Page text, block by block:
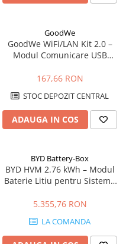
GoodWe
GoodWe WiFi/LAN Kit 2.0 –
Modul Comunicare USB
(LAN, WLAN, Bluetooth, IP65)
167,66 RON
STOC DEPOZIT CENTRAL
ADAUGA IN COS
BYD Battery-Box
BYD HVM 2.76 kWh – Modul
Baterie Litiu pentru Sisteme
5.355,76 RON
LA COMANDA